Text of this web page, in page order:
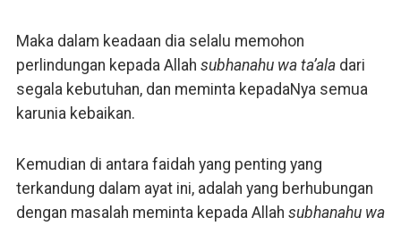
Maka dalam keadaan dia selalu memohon
perlindungan kepada Allah subhanahu wa ta’aladari
segala kebutuhan, dan meminta kepadaNya semua
karunia kebaikan.
Kemudian di antara faidah yang penting yang
terkandung dalam ayat ini, adalah yang berhubungan
dengan masalah meminta kepada Allah subhanahu wa